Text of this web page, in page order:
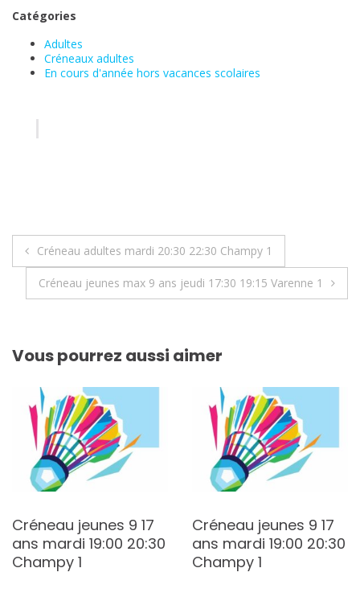
Catégories
Adultes
Créneaux adultes
En cours d'année hors vacances scolaires
Navigation
de
Créneau adultes mardi 20:30 22:30 Champy 1
Créneau jeunes max 9 ans jeudi 17:30 19:15 Varenne 1
Vous pourrez aussi aimer
Créneau jeunes 9 17
ans mardi 19:00 20:30
Champy 1
Créneau jeunes 9 17
ans mardi 19:00 20:30
Champy 1